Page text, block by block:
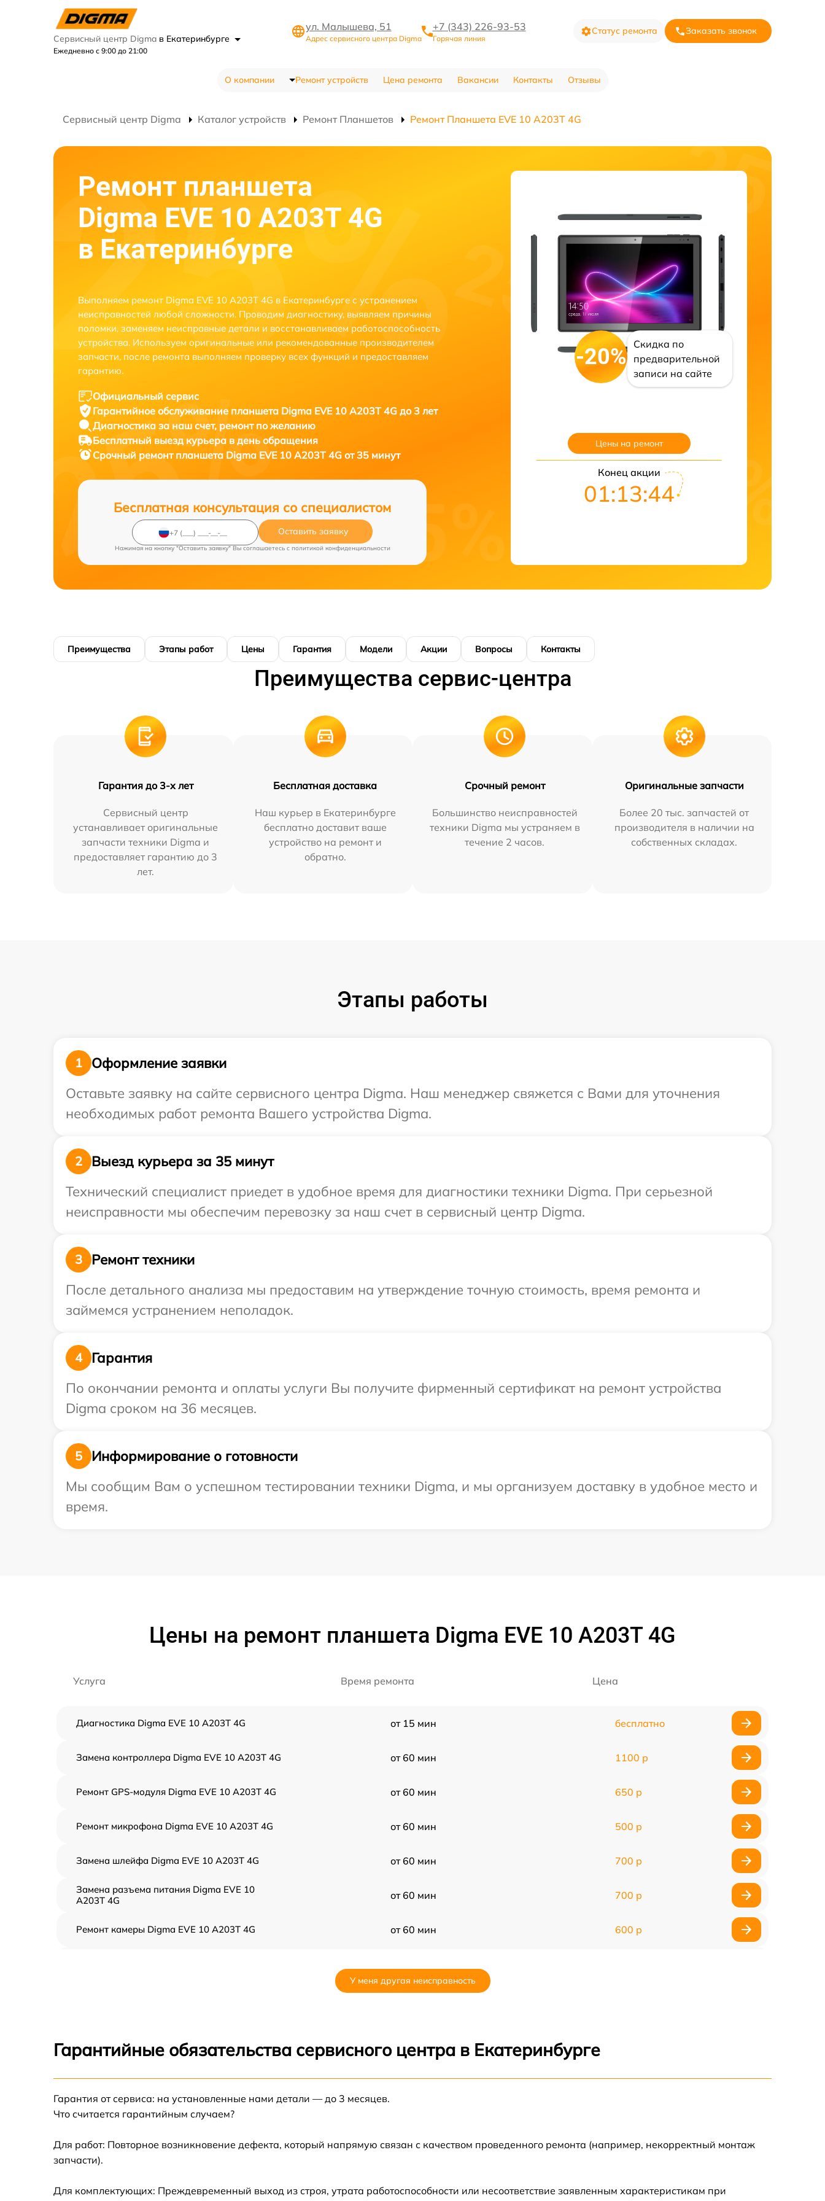
Сервисный центр Digma в Екатеринбурге
Ежедневно с 9:00 до 21:00
ул. Малышева, 51
Адрес сервисного центра Digma
+7 (343) 226-93-53
Горячая линия
Статус ремонта Заказать звонок
О компании Ремонт устройств Цена ремонта Вакансии Контакты Отзывы
Сервисный центр Digma Каталог устройств Ремонт Планшетов Ремонт Планшета EVE 10 A203T 4G
Ремонт планшета
Digma EVE 10 A203T 4G
в Екатеринбурге
Выполняем ремонт Digma EVE 10 A203T 4G в Екатеринбурге с устранением
неисправностей любой сложности. Проводим диагностику, выявляем причины
поломки, заменяем неисправные детали и восстанавливаем работоспособность
устройства. Используем оригинальные или рекомендованные производителем
запчасти, после ремонта выполняем проверку всех функций и предоставляем
гарантию.
Официальный сервис
Гарантийное обслуживание планшета Digma EVE 10 A203T 4G до 3 лет
Диагностика за наш счет, ремонт по желанию
Бесплатный выезд курьера в день обращения
Срочный ремонт планшета Digma EVE 10 A203T 4G от 35 минут
Бесплатная консультация со специалистом
Оставить заявку
Нажимая на кнопку "Оставить заявку" Вы соглашаетесь c политикой конфиденциальности
-20%
Скидка по
предварительной
записи на сайте
Цены на ремонт
Конец акции
01:13:43
Преимущества Этапы работ Цены Гарантия Модели Акции Вопросы Контакты
Преимущества сервис-центра
Гарантия до 3-х лет
Сервисный центр
устанавливает оригинальные
запчасти техники Digma и
предоставляет гарантию до 3
лет.
Бесплатная доставка
Наш курьер в Екатеринбурге
бесплатно доставит ваше
устройство на ремонт и
обратно.
Срочный ремонт
Большинство неисправностей
техники Digma мы устраняем в
течение 2 часов.
Оригинальные запчасти
Более 20 тыс. запчастей от
производителя в наличии на
собственных складах.
Этапы работы
1
Оформление заявки
Оставьте заявку на сайте сервисного центра Digma. Наш менеджер свяжется с Вами для уточнения
необходимых работ ремонта Вашего устройства Digma.
2
Выезд курьера за 35 минут
Технический специалист приедет в удобное время для диагностики техники Digma. При серьезной
неисправности мы обеспечим перевозку за наш счет в сервисный центр Digma.
3
Ремонт техники
После детального анализа мы предоставим на утверждение точную стоимость, время ремонта и
займемся устранением неполадок.
4
Гарантия
По окончании ремонта и оплаты услуги Вы получите фирменный сертификат на ремонт устройства
Digma сроком на 36 месяцев.
5
Информирование о готовности
Мы сообщим Вам о успешном тестировании техники Digma, и мы организуем доставку в удобное место и
время.
Цены на ремонт планшета Digma EVE 10 A203T 4G
Услуга Время ремонта Цена
Диагностика Digma EVE 10 A203T 4G от 15 мин бесплатно
Замена контроллера Digma EVE 10 A203T 4G от 60 мин 1100 р
Ремонт GPS-модуля Digma EVE 10 A203T 4G от 60 мин 650 р
Ремонт микрофона Digma EVE 10 A203T 4G от 60 мин 500 р
Замена шлейфа Digma EVE 10 A203T 4G от 60 мин 700 р
Замена разъема питания Digma EVE 10
A203T 4G
от 60 мин 700 р
Ремонт камеры Digma EVE 10 A203T 4G от 60 мин 600 р
Замена дисплея (экрана) Digma EVE 10
Замена аккумулятора Digma EVE 10 A203T
У меня другая неисправность
Гарантийные обязательства сервисного центра в Екатеринбурге
Гарантия от сервиса: на установленные нами детали — до 3 месяцев.
Что считается гарантийным случаем?
Для работ: Повторное возникновение дефекта, который напрямую связан с качеством проведенного ремонта (например, некорректный монтаж
запчасти).
Для комплектующих: Преждевременный выход из строя, утрата работоспособности или несоответствие заявленным характеристикам при